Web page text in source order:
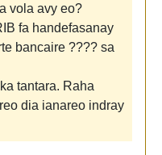
vola avy eo?
fa handefasanay
bancaire ???? sa
tantara. Raha
dia ianareo indray